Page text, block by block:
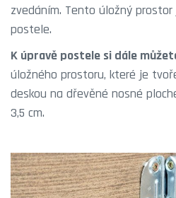
zvedáním. Tento úložný
postele.
K úpravě postele si dále
úložného prostoru, které je
deskou na dřevěné nosné
3,5 cm.